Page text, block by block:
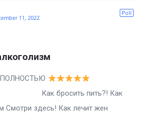
Poll
11, 2022
пить?! Как
Смотри здесь! Как лечит жен